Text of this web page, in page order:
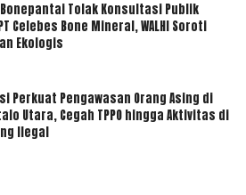
Tolak Konsultasi Publik
PT Celebes Bone Mineral, WALHI Soroti
Ekologis
Perkuat Pengawasan Orang Asing di
Utara, Cegah TPPO hingga Aktivitas di
Ilegal